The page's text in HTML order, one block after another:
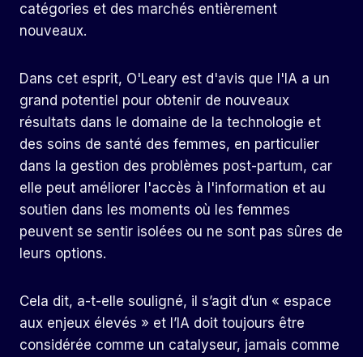
catégories et des marchés entièrement
nouveaux.
Dans cet esprit, O'Leary est d'avis que l'IA a un
grand potentiel pour obtenir de nouveaux
résultats dans le domaine de la technologie et
des soins de santé des femmes, en particulier
dans la gestion des problèmes post-partum, car
elle peut améliorer l'accès à l'information et au
soutien dans les moments où les femmes
peuvent se sentir isolées ou ne sont pas sûres de
leurs options.
Cela dit, a-t-elle souligné, il s’agit d’un « espace
aux enjeux élevés » et l’IA doit toujours être
considérée comme un catalyseur, jamais comme